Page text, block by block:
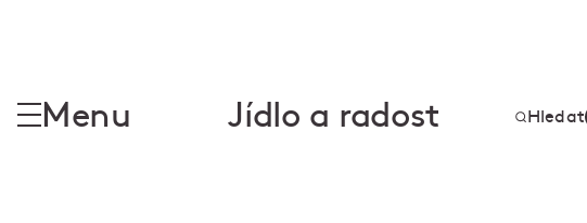
Menu Jídlo a radost Hledat